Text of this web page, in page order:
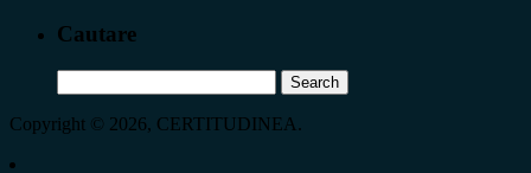
Cautare
for:
Copyright © 2026, CERTITUDINEA.